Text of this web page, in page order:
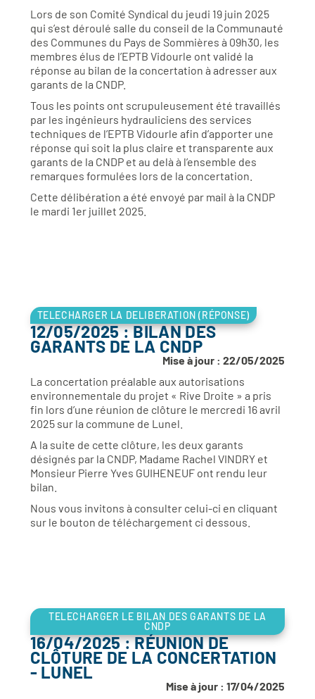
Lors de son Comité Syndical du jeudi 19 juin 2025
qui s’est déroulé salle du conseil de la Communauté
des Communes du Pays de Sommières à 09h30, les
membres élus de l’EPTB Vidourle ont validé la
réponse au bilan de la concertation à adresser aux
garants de la CNDP.
Tous les points ont scrupuleusement été travaillés
par les ingénieurs hydrauliciens des services
techniques de l’EPTB Vidourle afin d’apporter une
réponse qui soit la plus claire et transparente aux
garants de la CNDP et au delà à l’ensemble des
remarques formulées lors de la concertation.
Cette délibération a été envoyé par mail à la CNDP
le mardi 1er juillet 2025.
TELECHARGER LA DELIBERATION (RÉPONSE)
12/05/2025 : BILAN DES
GARANTS DE LA CNDP
Mise à jour : 22/05/2025
La concertation préalable aux autorisations
environnementale du projet « Rive Droite » a pris
fin lors d’une réunion de clôture le mercredi 16 avril
2025 sur la commune de Lunel.
A la suite de cette clôture, les deux garants
désignés par la CNDP, Madame Rachel VINDRY et
Monsieur Pierre Yves GUIHENEUF ont rendu leur
bilan.
Nous vous invitons à consulter celui-ci en cliquant
sur le bouton de téléchargement ci dessous.
TELECHARGER LE BILAN DES GARANTS DE LA
CNDP
16/04/2025 : RÉUNION DE
CLÔTURE DE LA CONCERTATION
- LUNEL
Mise à jour : 17/04/2025